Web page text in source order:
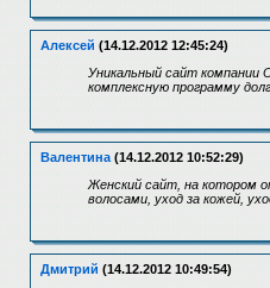
Алексей (14.12.2012 12:45:24)
Уникальный сайт
комплексную программу
Валентина (14.12.2012 10:52:29)
Женский сайт, на котором
волосами, уход за кожей,
Дмитрий (14.12.2012 10:49:54)